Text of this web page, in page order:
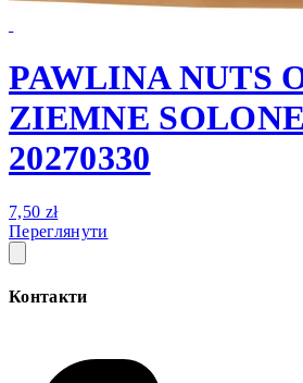
PAWLINA NUTS
ZIEMNE
20270330
7,50 zł
Переглянути
Контакти